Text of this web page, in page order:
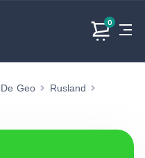
0
Producten
De Geo
Rusland